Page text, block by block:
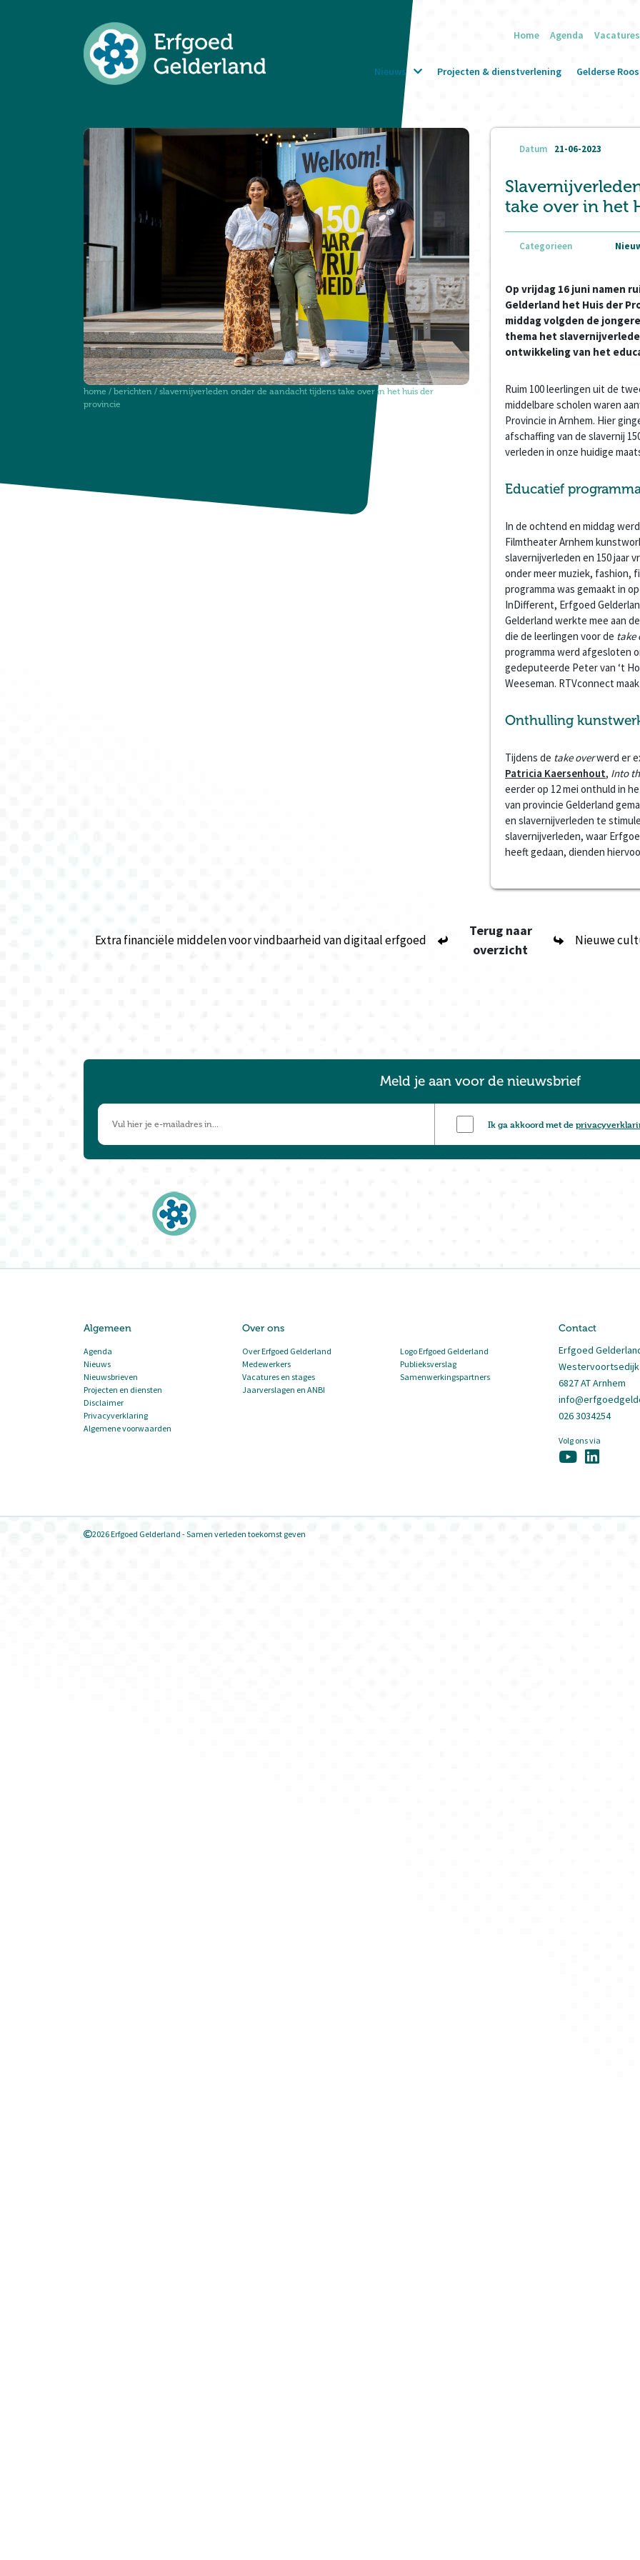
Home Agenda Vacatures
Nieuws Projecten & dienstverlening Gelderse
home / berichten / slavernijverleden onder de aandacht tijdens take over in het huis der
provincie
Datum 21-06-2023
take over in het
Categorieen
Op vrijdag 16 juni namen
Gelderland het Huis der
middag volgden de
thema het
ontwikkeling van het
Ruim 100 leerlingen uit de
middelbare scholen waren
Provincie in Arnhem. Hier
afschaffing van de slavernij
verleden in onze huidige
Educatief
In de ochtend en middag
Filmtheater Arnhem
slavernijverleden en 150 jaar
onder meer muziek, fashion,
programma was gemaakt in
InDifferent, Erfgoed
Gelderland werkte mee aan
die de leerlingen voor de take
programma werd afgesloten
gedeputeerde Peter van ‘t
Weeseman. RTVconnect
Onthulling
Tijdens de take overwerd er
Patricia Kaersenhout, Into
eerder op 12 mei onthuld in
van provincie Gelderland
en slavernijverleden te
slavernijverleden, waar
heeft gedaan, dienden
Extra financiële middelen voor vindbaarheid van digitaal erfgoed
Terug naar
overzicht
Nieuwe
Meld je aan voor de nieuwsbrief
Ik ga akkoord met de
Algemeen
Agenda
Nieuws
Nieuwsbrieven
Projecten en diensten
Disclaimer
Privacyverklaring
Algemene voorwaarden
Over ons
Over Erfgoed Gelderland
Medewerkers
Vacatures en stages
Jaarverslagen en ANBI
Logo Erfgoed Gelderland
Publieksverslag
Samenwerkingspartners
Contact
Erfgoed
Westervoortsedijk
6827 AT Arnhem
026 3034254
Volg ons via
2026 Erfgoed Gelderland - Samen verleden toekomst geven